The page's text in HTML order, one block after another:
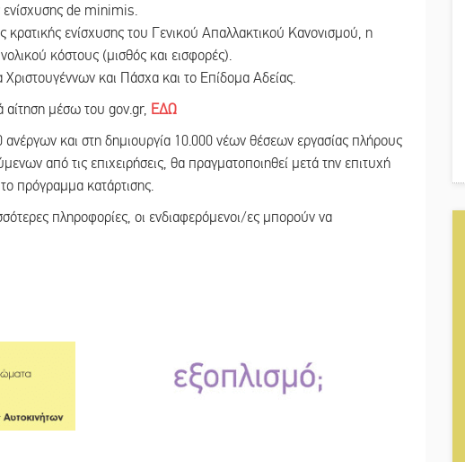
ενίσχυσης de minimis.
κρατικής ενίσχυσης του Γενικού Απαλλακτικού Κανονισμού, η
κόστους (μισθός και εισφορές).
και Πάσχα και το Επίδομα Αδείας.
αίτηση μέσω του gov.gr, ΕΔΩ
ανέργων και στη δημιουργία 10.000 νέων θέσεων εργασίας πλήρους
από τις επιχειρήσεις, θα πραγματοποιηθεί μετά την επιτυχή
πρόγραμμα κατάρτισης.
πληροφορίες, οι ενδιαφερόμενοι/ες μπορούν να